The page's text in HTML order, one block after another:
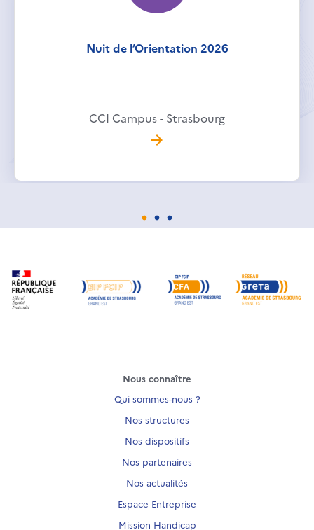
Nuit de l’Orientation 2026
CCI Campus - Strasbourg
Nous connaître
Qui sommes-nous ?
Nos structures
Nos dispositifs
Nos partenaires
Nos actualités
Espace Entreprise
Mission Handicap